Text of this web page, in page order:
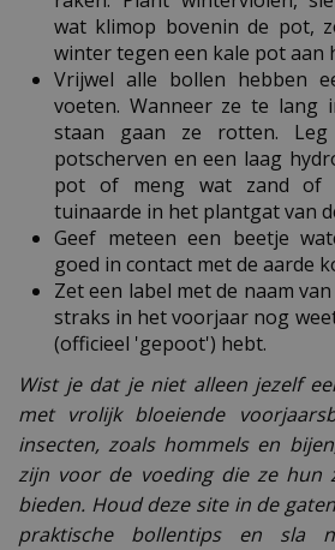
wat klimop bovenin de pot,
winter tegen een kale pot aan
Vrijwel alle bollen hebben
voeten. Wanneer ze te lang
staan gaan ze rotten.
potscherven en een laag
pot of meng wat zand of
tuinaarde in het plantgat van
Geef meteen een beetje
goed in contact met de aarde
Zet een label met de naam
straks in het voorjaar nog
(officieel 'gepoot') hebt.
Wist je dat je niet alleen jezelf
met vrolijk bloeiende
insecten, zoals hommels en
zijn voor de voeding die ze hun
bieden. Houd deze site in de
praktische bollentips en sla